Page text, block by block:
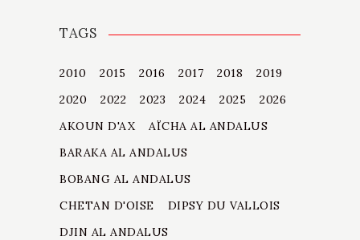
TAGS
2010 2015 2016 2017 2018
2019
2020
2022 2023 2024 2025
2026
AKOUN D'AX
AÏCHA AL ANDALUS
BARAKA AL ANDALUS
BOBANG AL ANDALUS
CHETAN D'OISE
DIPSY DU VALLOIS
DJIN AL ANDALUS